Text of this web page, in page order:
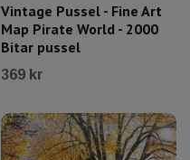
Vintage Pussel - Fine Art
Map Pirate World - 2000
Bitar pussel
369 kr